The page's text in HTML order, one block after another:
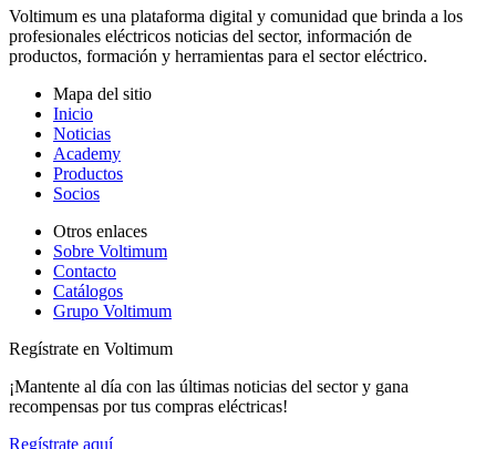
Voltimum es una plataforma digital y comunidad que brinda a los
profesionales eléctricos noticias del sector, información de
productos, formación y herramientas para el sector eléctrico.
Mapa del sitio
Inicio
Noticias
Academy
Productos
Socios
Otros enlaces
Sobre Voltimum
Contacto
Catálogos
Grupo Voltimum
Regístrate en Voltimum
¡Mantente al día con las últimas noticias del sector y gana
recompensas por tus compras eléctricas!
Regístrate aquí